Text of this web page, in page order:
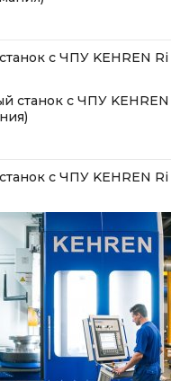
с ЧПУ KEHREN Ri
с ЧПУ KEHREN Ri